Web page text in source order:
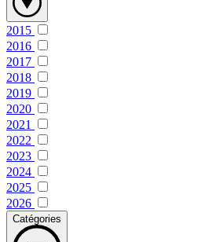
2015
2016
2017
2018
2019
2020
2021
2022
2023
2024
2025
2026
Catégories